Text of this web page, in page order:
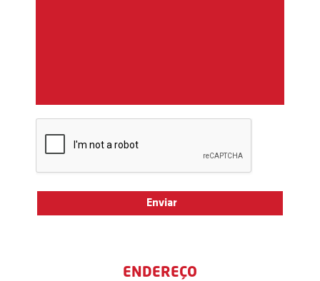
ENDEREÇO